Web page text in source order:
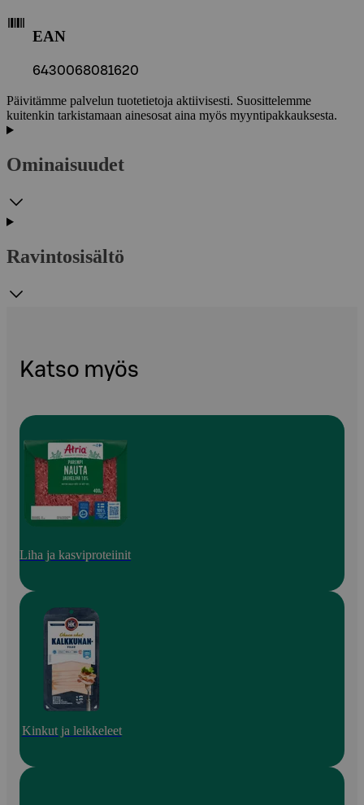
EAN
6430068081620
Päivitämme palvelun tuotetietoja aktiivisesti. Suosittelemme
kuitenkin tarkistamaan ainesosat aina myös myyntipakkauksesta.
Ominaisuudet
Ravintosisältö
Katso myös
Liha ja kasviproteiinit
Kinkut ja leikkeleet